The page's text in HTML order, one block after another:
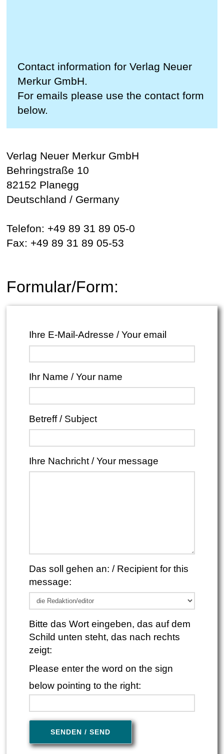
Contact information for Verlag Neuer
Merkur GmbH.
For emails please use the contact form
below.
Verlag Neuer Merkur GmbH
Behringstraße 10
82152 Planegg
Deutschland / Germany
Telefon: +49 89 31 89 05-0
Fax: +49 89 31 89 05-53
Formular/Form:
Ihre E-Mail-Adresse / Your email
Ihr Name / Your name
Betreff / Subject
Ihre Nachricht / Your message
Das soll gehen an: / Recipient for this
message:
Bitte lasse dieses Feld leer.
Bitte das Wort eingeben, das auf dem
Schild unten steht, das nach rechts
zeigt:
Please enter the word on the sign
below pointing to the right: